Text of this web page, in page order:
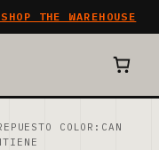
THE WAREHOUSE
COLOR:CAN